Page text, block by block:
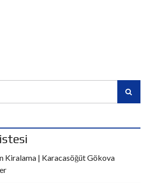
Kiralama | Karacasöğüt Gökova